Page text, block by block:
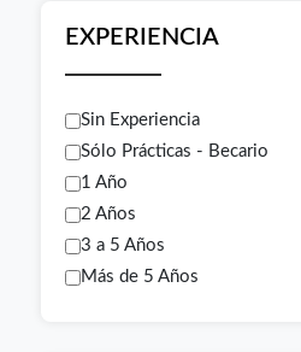
EXPERIENCIA
Sin Experiencia
Sólo Prácticas - Becario
1 Año
2 Años
3 a 5 Años
Más de 5 Años